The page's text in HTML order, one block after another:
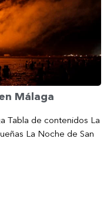
Málaga
Tabla de contenidos La
La Noche de San